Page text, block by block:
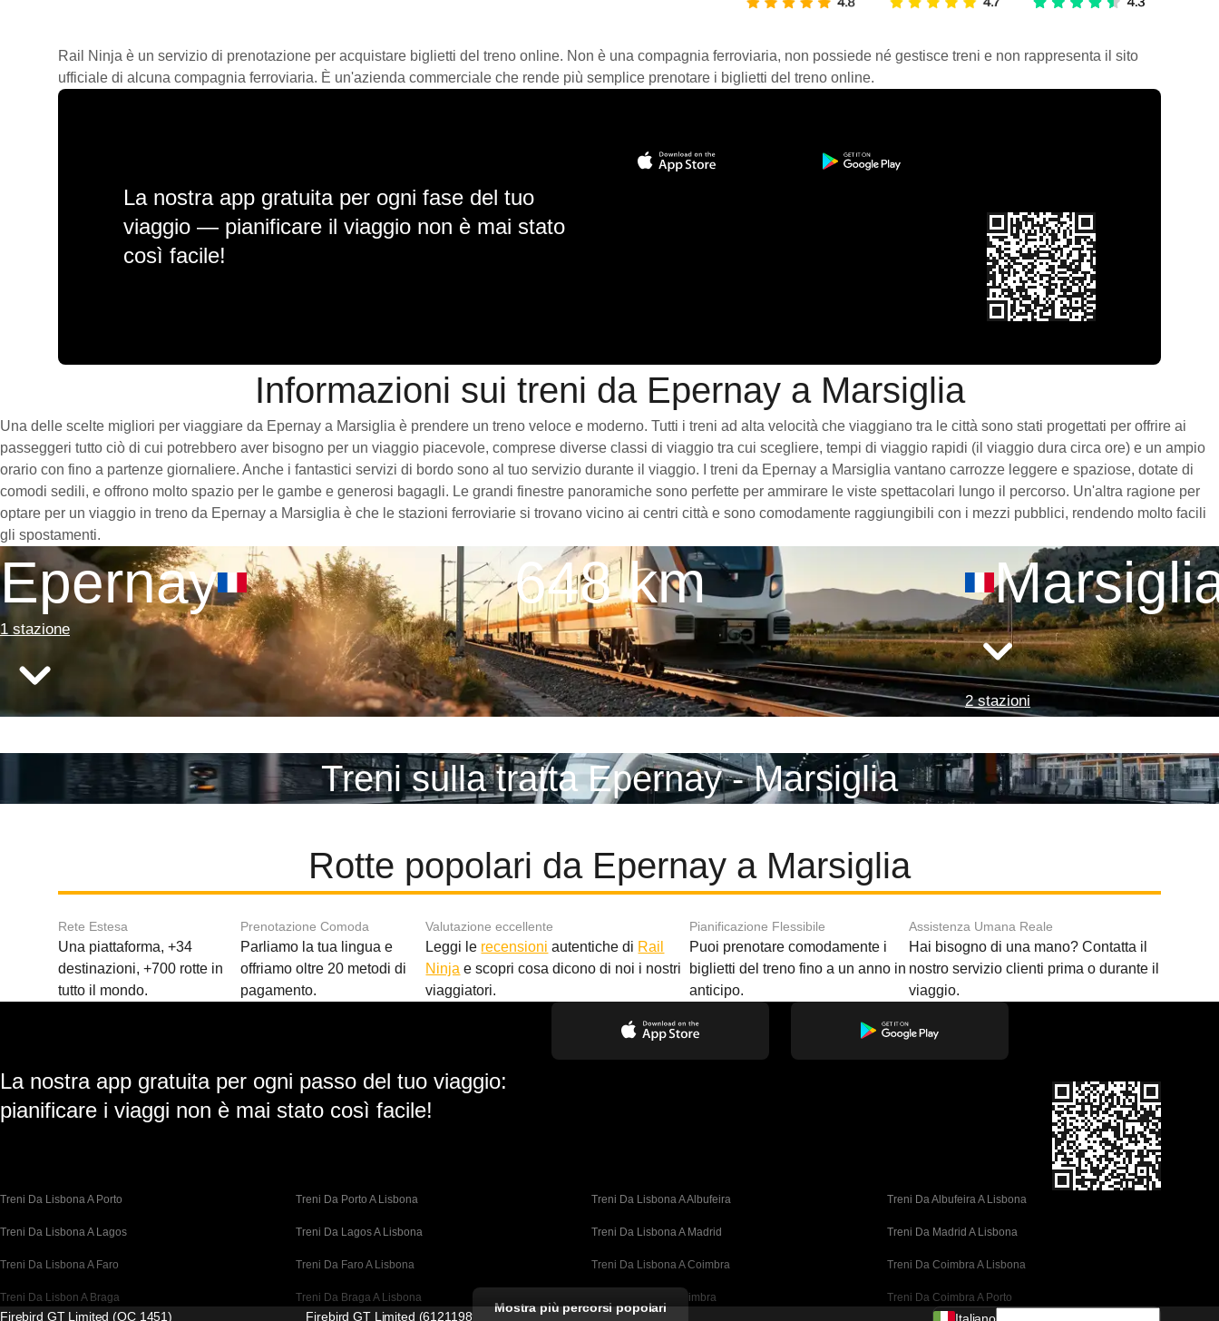
Rail Ninja è un servizio di prenotazione per acquistare biglietti del treno online. Non è una compagnia ferroviaria, non possiede né gestisce treni e non rappresenta il sito
ufficiale di alcuna compagnia ferroviaria. È un'azienda commerciale che rende più semplice prenotare i biglietti del treno online.
La nostra app gratuita per ogni fase del tuo
viaggio — pianificare il viaggio non è mai stato
così facile!
Informazioni sui treni da Epernay a Marsiglia
Una delle scelte migliori per viaggiare da Epernay a Marsiglia è prendere un treno veloce e moderno. Tutti i treni ad alta velocità che viaggiano tra le città sono stati progettati per offrire ai
passeggeri tutto ciò di cui potrebbero aver bisogno per un viaggio piacevole, comprese diverse classi di viaggio tra cui scegliere, tempi di viaggio rapidi (il viaggio dura circa ore) e un ampio
orario con fino a partenze giornaliere. Anche i fantastici servizi di bordo sono al tuo servizio durante il viaggio. I treni da Epernay a Marsiglia vantano carrozze leggere e spaziose, dotate di
comodi sedili, e offrono molto spazio per le gambe e generosi bagagli. Le grandi finestre panoramiche sono perfette per ammirare le viste spettacolari lungo il percorso. Un'altra ragione per
optare per un viaggio in treno da Epernay a Marsiglia è che le stazioni ferroviarie si trovano vicino ai centri città e sono comodamente raggiungibili con i mezzi pubblici, rendendo molto facili
gli spostamenti.
Epernay
1 stazione
648 km
2 stazioni
Treni sulla tratta Epernay - Marsiglia
Rotte popolari da Epernay a Marsiglia
Rete Estesa
Una piattaforma, +34
destinazioni, +700 rotte in
tutto il mondo.
Prenotazione Comoda
Parliamo la tua lingua e
offriamo oltre 20 metodi di
pagamento.
Valutazione eccellente
Leggi le recensioni autentiche di Rail
Ninja e scopri cosa dicono di noi i nostri
viaggiatori.
Pianificazione Flessibile
Puoi prenotare comodamente i
biglietti del treno fino a un anno in
anticipo.
Assistenza Umana Reale
Hai bisogno di una mano? Contatta il
nostro servizio clienti prima o durante il
viaggio.
La nostra app gratuita per ogni passo del tuo viaggio:
pianificare i viaggi non è mai stato così facile!
Treni Da Lisbona A Porto Treni Da Porto A Lisbona Treni Da Lisbona A Albufeira Treni Da Albufeira A Lisbona
Treni Da Lisbona A Lagos Treni Da Lagos A Lisbona Treni Da Lisbona A Madrid Treni Da Madrid A Lisbona
Treni Da Lisbona A Faro Treni Da Faro A Lisbona Treni Da Lisbona A Coimbra Treni Da Coimbra A Lisbona
Treni Da Lisbon A Braga Treni Da Braga A Lisbona Treni Da Porto A Coimbra Treni Da Coimbra A Porto
Mostra più percorsi popolari
Firebird GT Limited (OC 1451) Firebird GT Limited (61211989)